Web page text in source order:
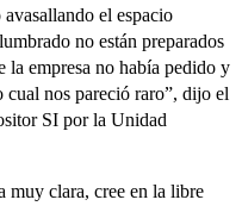
el espacio
no están preparados
la empresa no había pedido y
nos pareció raro”, dijo el
SI por la Unidad
muy clara, cree en la libre